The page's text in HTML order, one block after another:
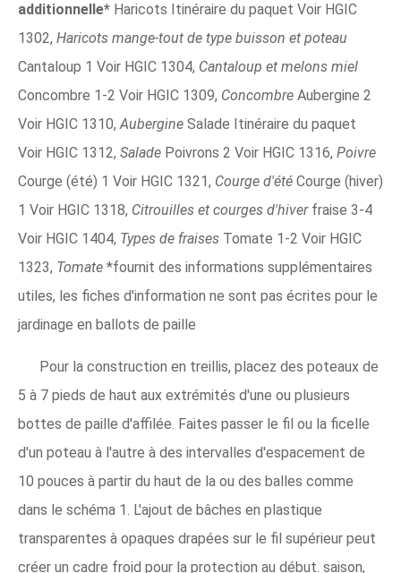
additionnelle* Haricots Itinéraire du paquet Voir HGIC
1302, Haricots mange-tout de type buisson et poteau
Cantaloup 1 Voir HGIC 1304, Cantaloup et melons miel
Concombre 1-2 Voir HGIC 1309, Concombre Aubergine 2
Voir HGIC 1310,Aubergine Salade Itinéraire du paquet
Voir HGIC 1312, Salade Poivrons 2 Voir HGIC 1316, Poivre
Courge (été) 1 Voir HGIC 1321, Courge d'été Courge (hiver)
1 Voir HGIC 1318, Citrouilles et courges d'hiver fraise 3-4
Voir HGIC 1404, Types de fraises Tomate 1-2 Voir HGIC
1323, Tomate *fournit des informations supplémentaires
utiles, les fiches d'information ne sont pas écrites pour le
jardinage en ballots de paille
Pour la construction en treillis, placez des poteaux de
5 à 7 pieds de haut aux extrémités d'une ou plusieurs
bottes de paille d'affilée. Faites passer le fil ou la ficelle
d'un poteau à l'autre à des intervalles d'espacement de
10 pouces à partir du haut de la ou des balles comme
dans le schéma 1. L'ajout de bâches en plastique
transparentes à opaques drapées sur le fil supérieur peut
créer un cadre froid pour la protection au début. saison,